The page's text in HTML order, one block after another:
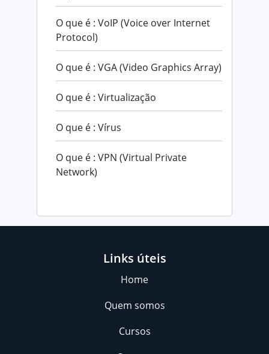
O que é : VoIP (Voice over Internet
Protocol)
O que é : VGA (Video Graphics Array)
O que é : Virtualização
O que é : Vírus
O que é : VPN (Virtual Private
Network)
Links úteis
Home
Quem somos
Cursos